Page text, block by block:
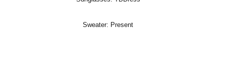
Sweater: Present